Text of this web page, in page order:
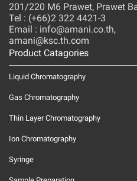
201/220 M6 Prawet, Prawet
Tel : (+66)2 322 4421-3
Email : info@amani.co.th,
amani@ksc.th.com
Product Catagories
Liquid Chromatography
Gas Chromatography
Thin Layer Chromatography
Ion Chromatography
Syringe